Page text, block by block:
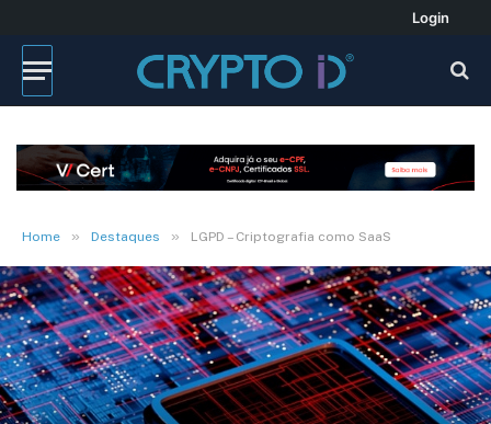
Login
Home » Destaques » LGPD – Criptografia como SaaS